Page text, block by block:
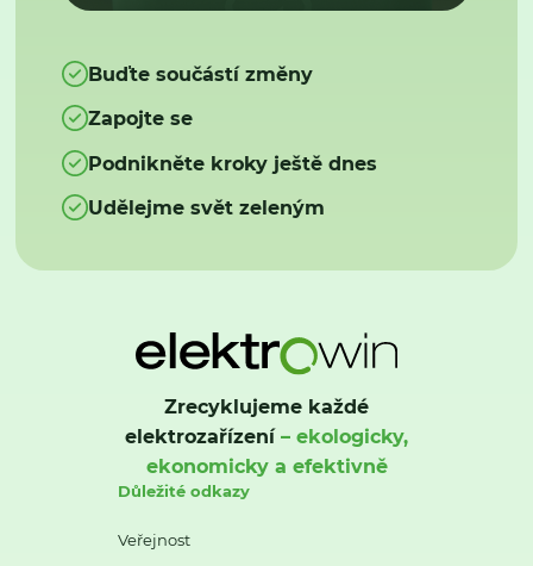
Buďte součástí změny
Zapojte se
Podnikněte kroky ještě dnes
Udělejme svět zeleným
Zrecyklujeme každé
elektrozařízení– ekologicky,
ekonomicky a efektivně
Důležité odkazy
Veřejnost